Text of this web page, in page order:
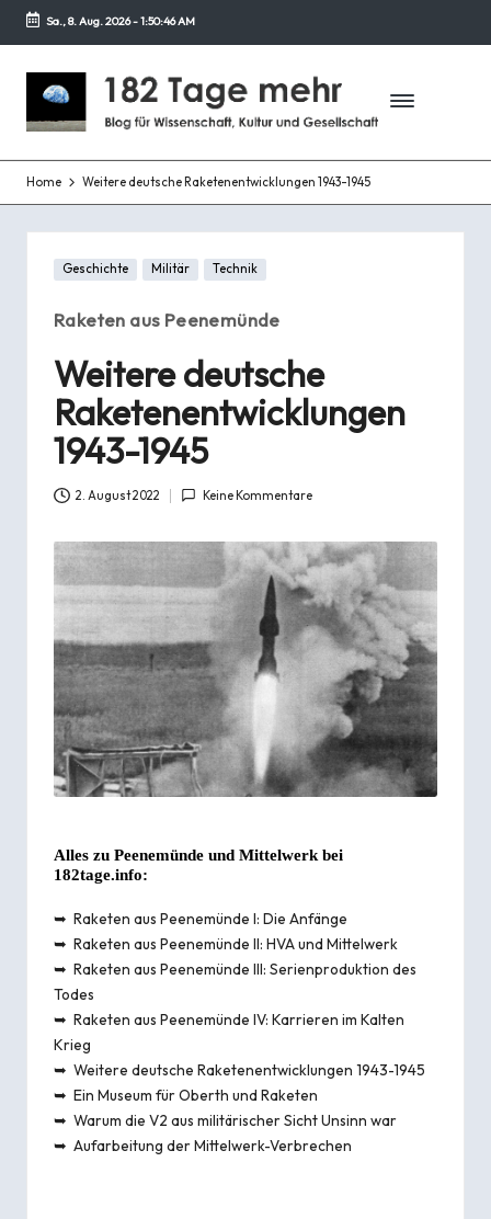
Zurück
zum
Sa., 8. Aug. 2026-1:50:47 AM
1
8
2
T
a
g
e
m
h
Blog
Wissenschaft,
Kultur
und
Gesellschaft
Home Weitere deutsche Raketenentwicklungen 1943-1945
Posted
Geschichte Militär Technik
Raketen aus Peenemünde
Weitere deutsche
Raketenentwicklungen
1943-1945
2. August 2022 Keine Kommentare
Alles zu Peenemünde und Mittelwerk bei
182tage.info:
➥ Raketen aus Peenemünde I: Die Anfänge
➥ Raketen aus Peenemünde II: HVA und Mittelwerk
➥ Raketen aus Peenemünde III: Serienproduktion des
Todes
➥ Raketen aus Peenemünde IV: Karrieren im Kalten
Krieg
➥ Weitere deutsche Raketenentwicklungen 1943-1945
➥ Ein Museum für Oberth und Raketen
➥ Warum die V2 aus militärischer Sicht Unsinn war
➥ Aufarbeitung der Mittelwerk-Verbrechen